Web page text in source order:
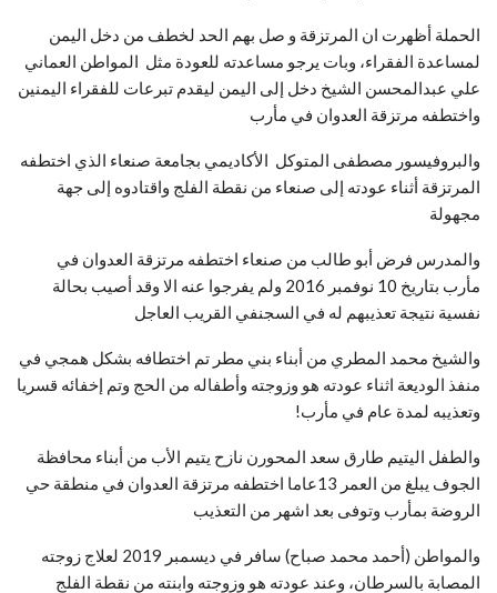
الحملة أظهرت ان المرتزقة و صل بهم الحد لخطف من دخل اليمن
لمساعدة الفقراء، وبات يرجو مساعدته للعودة مثل المواطن العماني
علي عبدالمحسن الشيخ دخل إلى اليمن ليقدم تبرعات للفقراء اليمنين
واختطفه مرتزقة العدوان في مأرب
والبروفيسور مصطفى المتوكل الأكاديمي بجامعة صنعاء الذي اختطفه
المرتزقة أثناء عودته إلى صنعاء من نقطة الفلج واقتادوه إلى جهة
مجهولة
والمدرس فرض أبو طالب من صنعاء اختطفه مرتزقة العدوان في
مأرب بتاريخ 10 نوفمبر 2016 ولم يفرجوا عنه الا وقد أصيب بحالة
نفسية نتيجة تعذيبهم له في السجنفي القريب العاجل
والشيخ محمد المطري من أبناء بني مطر تم اختطافه بشكل همجي في
منفذ الوديعة اثناء عودته هو وزوجته وأطفاله من الحج وتم إخفائه قسريا
وتعذيبه لمدة عام في مأرب!
والطفل اليتيم طارق سعد المحورن نازح يتيم الأب من أبناء محافظة
الجوف يبلغ من العمر 13عاما اختطفه مرتزقة العدوان في منطقة حي
الروضة بمأرب وتوفى بعد اشهر من التعذيب
والمواطن (أحمد محمد صباح) سافر في ديسمبر 2019 لعلاج زوجته
المصابة بالسرطان، وعند عودته هو وزوجته وابنته من نقطة الفلج